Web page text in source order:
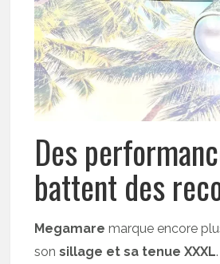
Des
battent des
Megamare marque encore
sonsillage et sa tenue XXXL